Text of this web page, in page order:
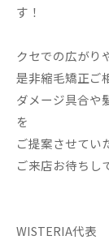
す！
クセでの広がり
是非縮毛矯正ご
ダメージ具合や
を
ご提案させてい
ご来店お待ちし
WISTERIA代表